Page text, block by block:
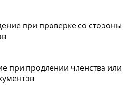
при проверке со стороны
при продлении членства или